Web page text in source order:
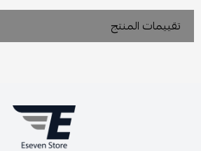
تقييمات المنتج